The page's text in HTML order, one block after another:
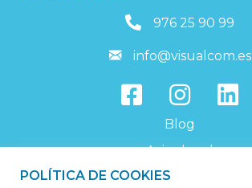
976259099
976 25 90 99
info@visualcom.es
info@visualcom.es
Blog
Aviso legal
Política de privacidad
POLÍTICA DE COOKIES